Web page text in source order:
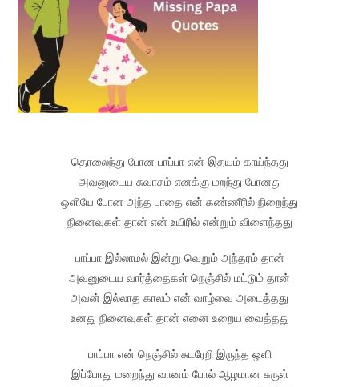
தொலைந்து போன பாப்பா என் இதயம் காய்ந்தது
அவனுடைய சுவாசம் எனக்கு மறந்து போனது
ஒளியே போன அந்த பாதை என் கண்ணீரில் நிறைந்து
நினைவுகள் தான் என் உயிரில் என்றும் விளைந்தது
பாப்பா இல்லாமல் இன்று வெறும் அந்தரம் தான்
அவனுடைய வார்த்தைகள் நெஞ்சில் மட்டும் தான்
அவன் இல்லாத காலம் என் வாழ்வை அடைத்தது
உனது நினைவுகள் தான் எனை உறைய வைத்தது
பாப்பா என் நெஞ்சில் சுடரேறி இருந்த ஒளி
இப்போது மறைந்து வானம் போல் ஆழமான சுருள்